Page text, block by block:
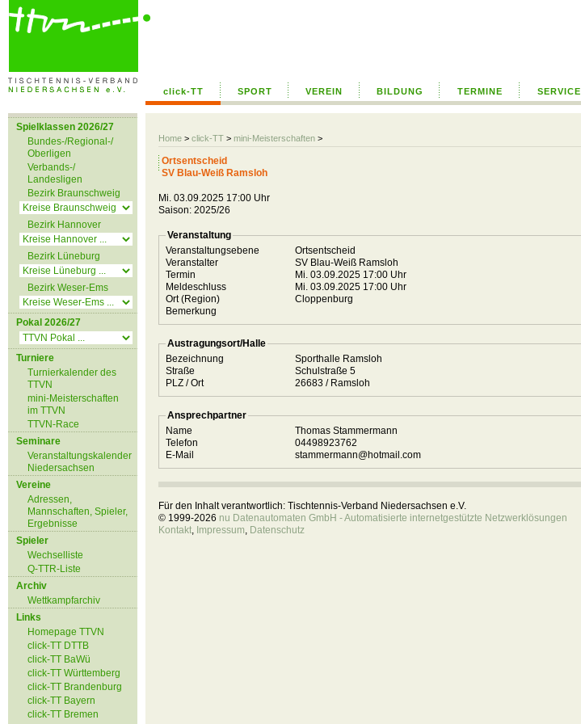
click-TT SPORT VEREIN BILDUNG TERMINE SERVICE
Home > click-TT > mini-Meisterschaften >
Spielklassen 2026/27
Bundes-/Regional-/
Oberligen
Verbands-/
Landesligen
Bezirk Braunschweig
Bezirk Hannover
Bezirk Lüneburg
Bezirk Weser-Ems
Pokal 2026/27
Turniere
Turnierkalender des
TTVN
mini-Meisterschaften
im TTVN
TTVN-Race
Seminare
Veranstaltungskalender
Niedersachsen
Vereine
Adressen,
Mannschaften, Spieler,
Ergebnisse
Spieler
Wechselliste
Q-TTR-Liste
Archiv
Wettkampfarchiv
Links
Homepage TTVN
click-TT DTTB
click-TT BaWü
click-TT Württemberg
click-TT Brandenburg
click-TT Bayern
click-TT Bremen
Ortsentscheid
SV Blau-Weiß Ramsloh
Mi. 03.09.2025 17:00 Uhr
Saison: 2025/26
Veranstaltung
Veranstaltungsebene
Ortsentscheid
Veranstalter
SV Blau-Weiß Ramsloh
Termin
Mi. 03.09.2025 17:00 Uhr
Meldeschluss
Mi. 03.09.2025 17:00 Uhr
Ort (Region)
Cloppenburg
Bemerkung
Austragungsort/Halle
Bezeichnung
Sporthalle Ramsloh
Straße
Schulstraße 5
PLZ / Ort
26683 / Ramsloh
Ansprechpartner
Name
Thomas Stammermann
Telefon
04498923762
E-Mail
stammermann@hotmail.com
Für den Inhalt verantwortlich: Tischtennis-Verband Niedersachsen e.V.
© 1999-2026 nu Datenautomaten GmbH - Automatisierte internetgestützte Netzwerklösungen
Kontakt, Impressum, Datenschutz